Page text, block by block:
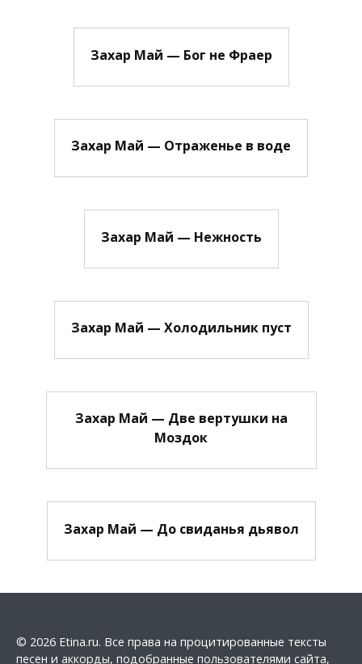
Захар Май — Бог не Фраер
Захар Май — Отраженье в воде
Захар Май — Нежность
Захар Май — Холодильник пуст
Захар Май — Две вертушки на
Моздок
Захар Май — До свиданья дьявол
© 2026 Etina.ru. Все права на процитированные тексты
песен и аккорды, подобранные пользователями сайта,